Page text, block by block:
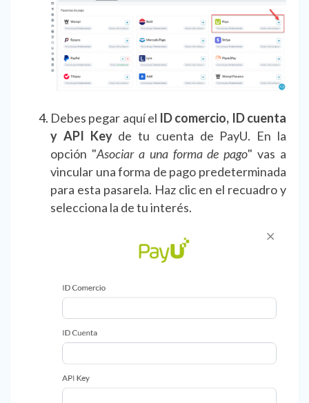
Debes pegar aquí el ID comercio, ID cuenta
y API Keyde tu cuenta de PayU. En la
opción "Asociar a una forma de pago" vas a
vincular una forma de pago predeterminada
para esta pasarela. Haz clic en el recuadro y
selecciona la de tu interés.